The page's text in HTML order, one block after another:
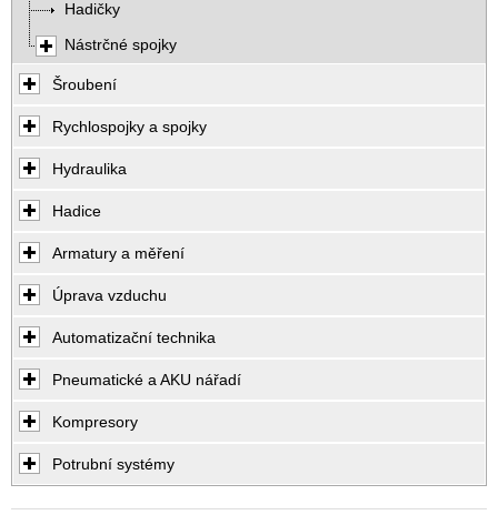
Hadičky
Nástrčné spojky
Šroubení
Rychlospojky a spojky
Hydraulika
Hadice
Armatury a měření
Úprava vzduchu
Automatizační technika
Pneumatické a AKU nářadí
Kompresory
Potrubní systémy